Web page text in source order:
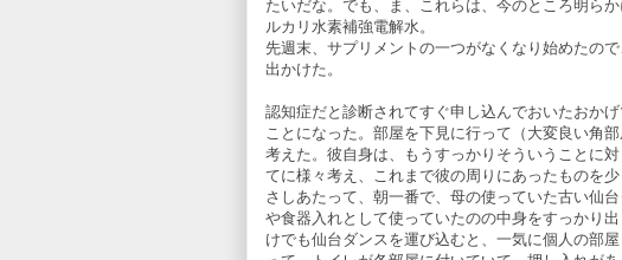
たいだな。でも、ま、これらは、今のところ明ら
ルカリ水素補強電解水。
先週末、サプリメントの一つがなくなり始めたの
出かけた。
認知症だと診断されてすぐ申し込んでおいたおか
ことになった。部屋を下見に行って（大変良い角
考えた。彼自身は、もうすっかりそういうことに
てに様々考え、これまで彼の周りにあったものを
さしあたって、朝一番で、母の使っていた古い仙
や食器入れとして使っていたのの中身をすっかり
けでも仙台ダンスを運び込むと、一気に個人の部